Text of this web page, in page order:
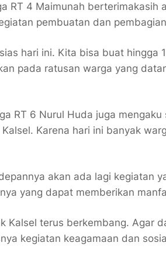
RT 4 Maimunah berterimakasih
pembuatan dan
hari ini. Kita bisa buat hingga
pada ratusan warga yang
RT 6 Nurul Huda juga
Karena hari ini banyak
akan ada lagi kegiatan
yang dapat memberikan
Kalsel terus berkembang. Agar
kegiatan keagamaan dan